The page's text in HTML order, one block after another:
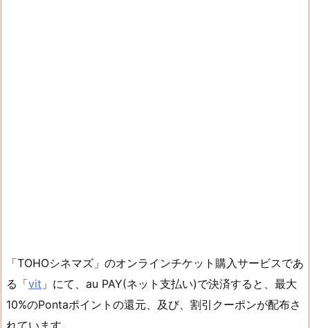
「TOHOシネマズ」のオンラインチケット購入サービスであ
る「vit 」にて、au PAY(ネット支払い)で決済すると、最大
10%のPontaポイントの還元、及び、割引クーポンが配布さ
れています。